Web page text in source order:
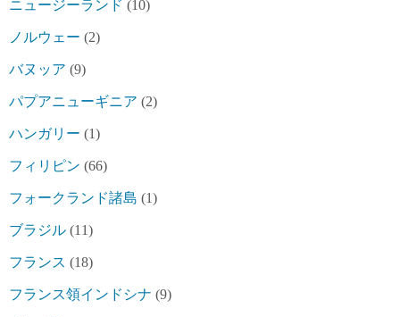
ニュージーランド (10)
ノルウェー (2)
バヌッア (9)
パプアニューギニア (2)
ハンガリー (1)
フィリピン (66)
フォークランド諸島 (1)
ブラジル (11)
フランス (18)
フランス領インドシナ (9)